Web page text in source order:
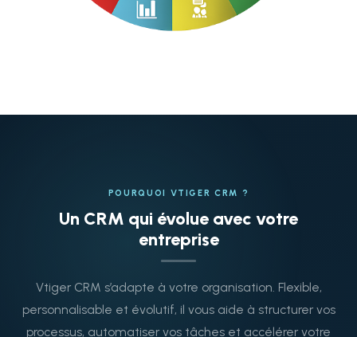
POURQUOI VTIGER CRM ?
Un CRM qui évolue avec votre
entreprise
Vtiger CRM s’adapte à votre organisation. Flexible,
personnalisable et évolutif, il vous aide à structurer vos
processus, automatiser vos tâches et accélérer votre